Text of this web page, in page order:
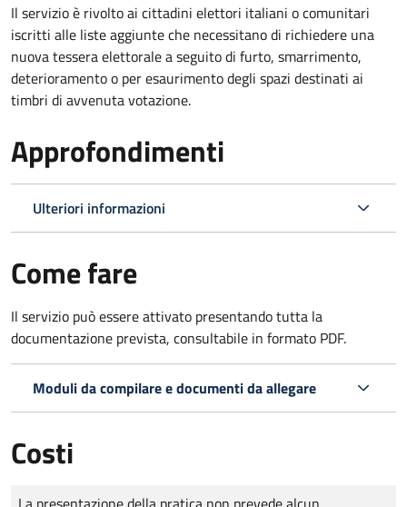
Il servizio è rivolto ai cittadini elettori italiani o comunitari
iscritti alle liste aggiunte che necessitano di richiedere una
nuova tessera elettorale a seguito di furto, smarrimento,
deterioramento o per esaurimento degli spazi destinati ai
timbri di avvenuta votazione.
Approfondimenti
Ulteriori informazioni
Come fare
Il servizio può essere attivato presentando tutta la
documentazione prevista, consultabile in formato PDF.
Moduli da compilare e documenti da allegare
Costi
Tipo di pagamento
Importo